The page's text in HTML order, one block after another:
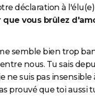
déclaration à
que vous brûlez
semble bien trop
nous. Tu sais
ne suis pas insensible
prouvé que toi aussi